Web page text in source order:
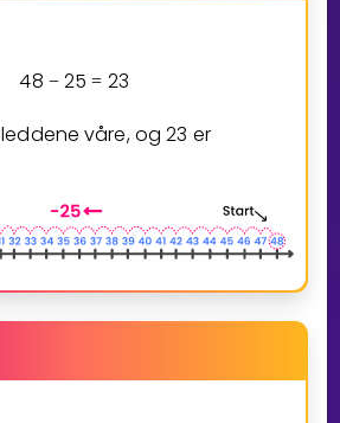
48 − 25 = 23
leddene våre, og23 er